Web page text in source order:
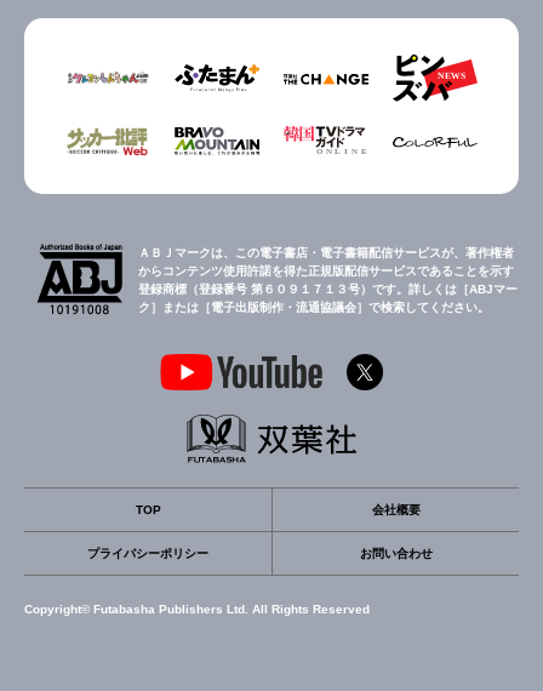
ＡＢＪマークは、この電子書店・電子書籍配信サービスが、著作権者
からコンテンツ使用許諾を得た正規版配信サービスであることを示す
登録商標（登録番号 第６０９１７１３号）です。詳しくは［ABJマー
ク］または［電子出版制作・流通協議会］で検索してください。
TOP 会社概要
プライバシーポリシー お問い合わせ
Copyright© Futabasha Publishers Ltd. All Rights Reserved